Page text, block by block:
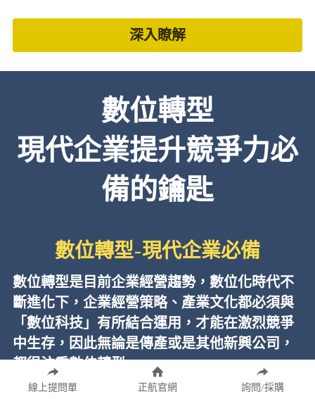
深入瞭解
數位轉型
現代企業提升競爭力必
備的鑰匙
數位轉型-現代企業必備
數位轉型是目前企業經營趨勢，數位化時代不
斷進化下，企業經營策略、產業文化都必須與
「數位科技」有所結合運用，才能在激烈競爭
中生存，因此無論是傳產或是其他新興公司，
都很注重數位轉型。
線上提問單 正航官網 詢問/採購